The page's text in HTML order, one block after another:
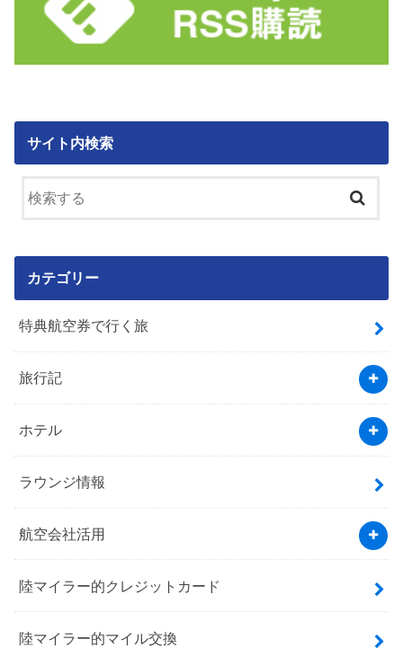
サイト内検索
カテゴリー
特典航空券で行く旅
旅行記
ホテル
ラウンジ情報
航空会社活用
陸マイラー的クレジットカード
陸マイラー的マイル交換